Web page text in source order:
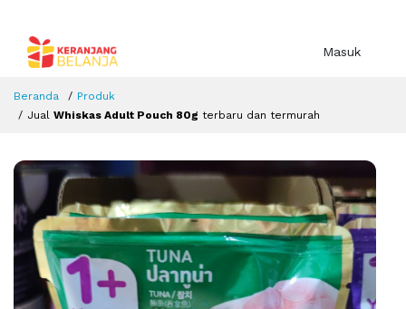
Masuk
Beranda
Produk
Jual Whiskas Adult Pouch 80g terbaru dan termurah